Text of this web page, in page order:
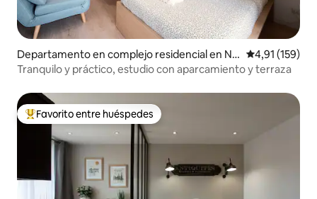
Departamento en complejo residencial en Nî
mes
Calificación
4,91 (159)
Tranquilo y práctico, estudio con aparcamiento y terraza
Favorito entre los huéspedes más destacados
Favorito entre huéspedes